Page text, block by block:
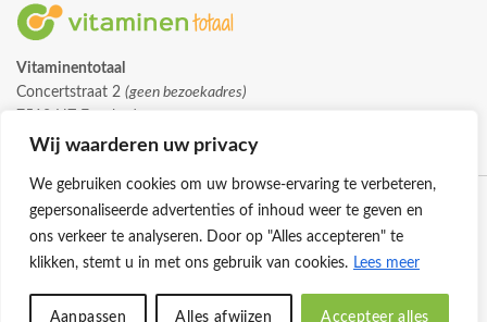
Wij waarderen uw privacy
We gebruiken cookies om uw browse-ervaring te verbeteren,
gepersonaliseerde advertenties of inhoud weer te geven en
ons verkeer te analyseren. Door op "Alles accepteren" te
klikken, stemt u in met ons gebruik van cookies. Lees meer
Aanpassen Alles afwijzen Accepteer alles
Vitaminentotaal
Concertstraat 2 (geen bezoekadres)
info@vitaminentotaal.nl